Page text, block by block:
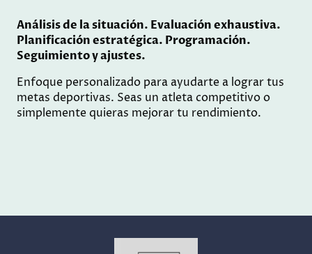
Análisis de la situación. Evaluación exhaustiva.
Planificación estratégica. Programación.
Seguimiento y ajustes.
Enfoque personalizado para ayudarte a lograr tus
metas deportivas. Seas un atleta competitivo o
simplemente quieras mejorar tu rendimiento.